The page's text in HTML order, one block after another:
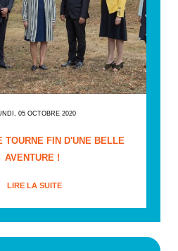
05 OCTOBRE 2020
TOURNE FIN D'UNE BELLE
AVENTURE !
LIRE LA SUITE